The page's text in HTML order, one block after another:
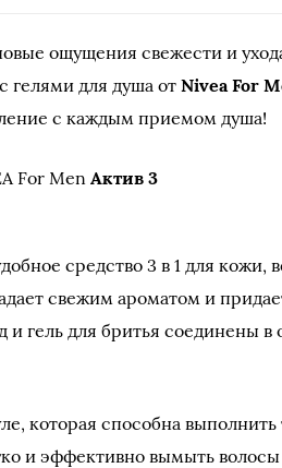
ощущения свежести и
гелями для душа отNivea For
с каждым приемом душа!
For MenАктив 3
средство 3 в 1 для кожи,
свежим ароматом и
гель для бритья соединены в
которая способна
и эффективно вымыть волосы